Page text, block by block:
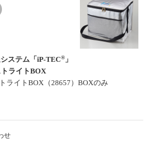
ステム「iP-TEC® 」
ライトBOX
ライトBOX（28657）BOXのみ
せ